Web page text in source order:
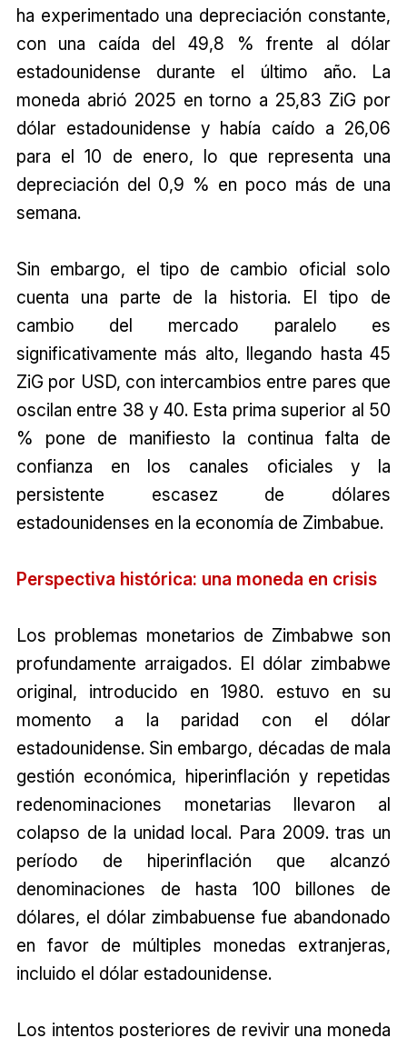
ha experimentado una depreciación constante,
con una caída del 49,8 % frente al dólar
estadounidense durante el último año. La
moneda abrió 2025 en torno a 25,83 ZiG por
dólar estadounidense y había caído a 26,06
para el 10 de enero, lo que representa una
depreciación del 0,9 % en poco más de una
semana.
Sin embargo, el tipo de cambio oficial solo
cuenta una parte de la historia. El tipo de
cambio del mercado paralelo es
significativamente más alto, llegando hasta 45
ZiG por USD, con intercambios entre pares que
oscilan entre 38 y 40. Esta prima superior al 50
% pone de manifiesto la continua falta de
confianza en los canales oficiales y la
persistente escasez de dólares
estadounidenses en la economía de Zimbabue.
Perspectiva histórica: una moneda en crisis
Los problemas monetarios de Zimbabwe son
profundamente arraigados. El dólar zimbabwe
original, introducido en 1980. estuvo en su
momento a la paridad con el dólar
estadounidense. Sin embargo, décadas de mala
gestión económica, hiperinflación y repetidas
redenominaciones monetarias llevaron al
colapso de la unidad local. Para 2009. tras un
período de hiperinflación que alcanzó
denominaciones de hasta 100 billones de
dólares, el dólar zimbabuense fue abandonado
en favor de múltiples monedas extranjeras,
incluido el dólar estadounidense.
Los intentos posteriores de revivir una moneda